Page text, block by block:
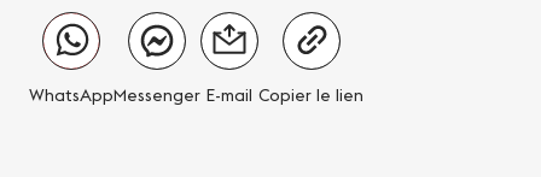
WhatsAppMessenger E-mail Copier le lien